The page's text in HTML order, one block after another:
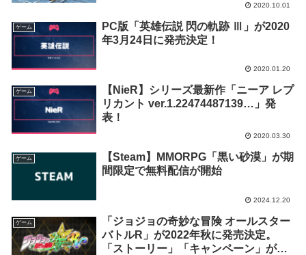
2020.10.01
ゲーム
PC版「英雄伝説 閃の軌跡 Ⅲ」が2020
年3月24日に発売決定！
2020.01.20
ゲーム
【NieR】シリーズ最新作「ニーア レプ
リカント ver.1.22474487139…」発
表！
2020.03.30
ゲーム
【Steam】MMORPG「黒い砂漠」が期
間限定で無料配信が開始
2024.12.20
ゲーム
「ジョジョの奇妙な冒険 オールスター
バトルR」が2022年秋に発売決定。
「ストーリー」「キャンペーン」が削